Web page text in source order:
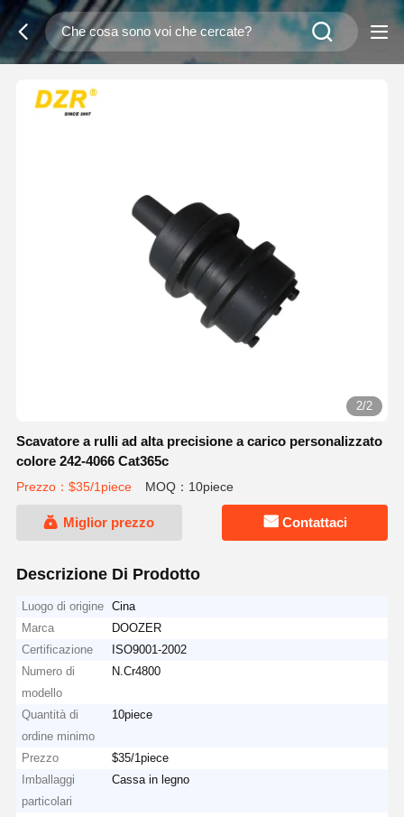
2/2
Scavatore a rulli ad alta precisione a carico personalizzato
colore 242-4066 Cat365c
Prezzo：$35/1piece MOQ：10piece
Miglior prezzo Contattaci
Descrizione Di Prodotto
Luogo di origine
Cina
Marca
DOOZER
Certificazione
ISO9001-2002
Numero di
modello
N.Cr4800
Quantità di
ordine minimo
10piece
Prezzo
$35/1piece
Imballaggi
particolari
Cassa in legno